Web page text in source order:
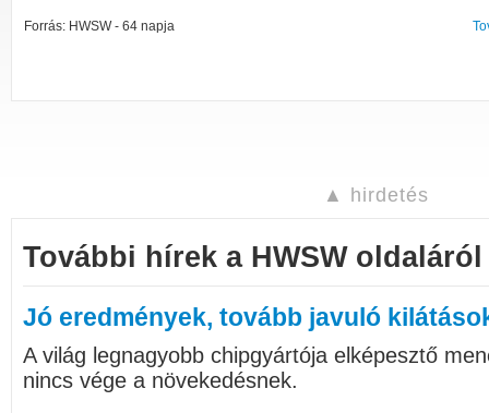
Forrás: HWSW - 64 napja
▲ hirdetés
További hírek a HWSW oldaláról
Jó eredmények, tovább javuló
A világ legnagyobb chipgyártója elképesztő
nincs vége a növekedésnek.